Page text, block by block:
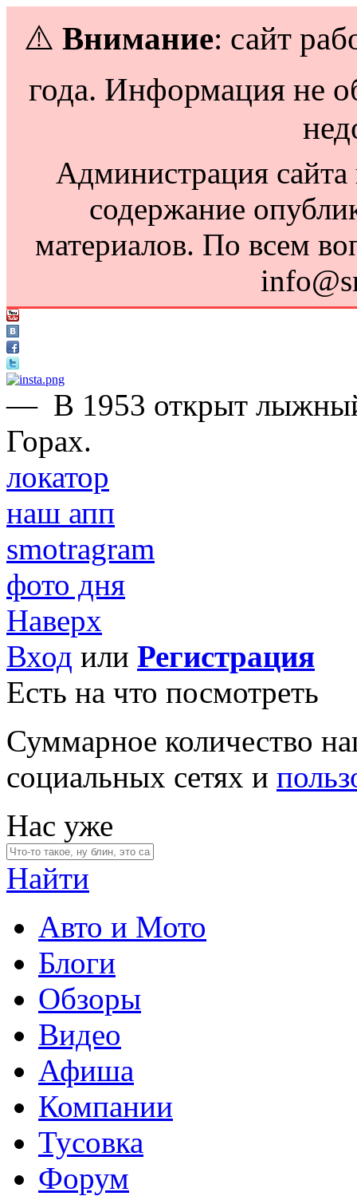
⚠️ Внимание: сайт
года. Информация не
Администрация сайта
содержание
материалов. По всем
— В 1953 открыт
Горах.
локатор
наш апп
smotragram
фото дня
Наверх
Вход или Регистрация
Есть на что посмотреть
Суммарное количество
социальных сетях и
Нас уже
Найти
Авто и Мото
Блоги
Обзоры
Видео
Афиша
Компании
Тусовка
Форум